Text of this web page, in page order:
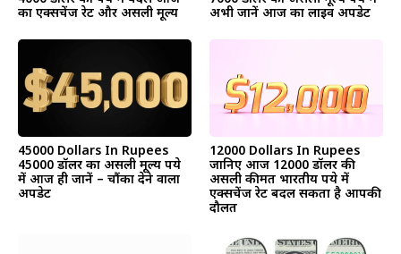
का एक्सचेंज रेट और असली मूल्य
अभी जानें आज का लाइव अपडेट
45000 Dollars In Rupees
45000 डॉलर का असली मूल्य रुपये
में आज ही जानें – चौंका देने वाला
अपडेट
12000 Dollars In Rupees
जानिए आज 12000 डॉलर की
असली कीमत भारतीय रुपये में
एक्सचेंज रेट बदल सकता है आपकी
दौलत